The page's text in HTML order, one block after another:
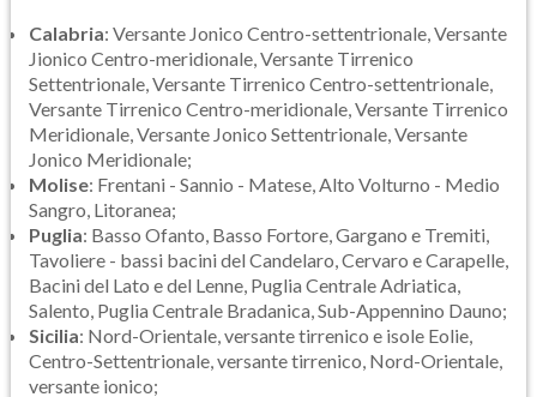
Calabria: Versante Jonico Centro-settentrionale, Versante
Jionico Centro-meridionale, Versante Tirrenico
Settentrionale, Versante Tirrenico Centro-settentrionale,
Versante Tirrenico Centro-meridionale, Versante Tirrenico
Meridionale, Versante Jonico Settentrionale, Versante
Jonico Meridionale;
Molise: Frentani - Sannio - Matese, Alto Volturno - Medio
Sangro, Litoranea;
Puglia: Basso Ofanto, Basso Fortore, Gargano e Tremiti,
Tavoliere - bassi bacini del Candelaro, Cervaro e Carapelle,
Bacini del Lato e del Lenne, Puglia Centrale Adriatica,
Salento, Puglia Centrale Bradanica, Sub-Appennino Dauno;
Sicilia: Nord-Orientale, versante tirrenico e isole Eolie,
Centro-Settentrionale, versante tirrenico, Nord-Orientale,
versante ionico;